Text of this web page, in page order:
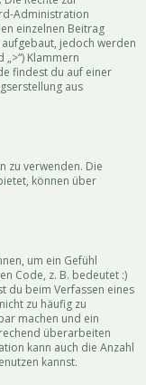
Administration
einzelnen Beitrag
jedoch werden
„>“) Klammern
findest du auf einer
aus
zu verwenden. Die
können über
um ein Gefühl
Code, z. B. bedeutet :)
du beim Verfassen eines
zu häufig zu
machen und ein
überarbeiten
kann auch die Anzahl
kannst.